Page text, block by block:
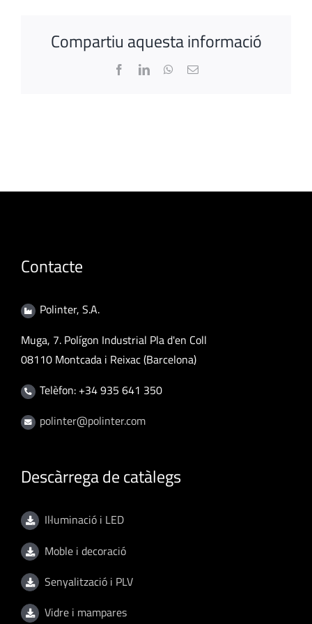
Compartiu aquesta informació
FacebookLinkedInWhatsApp
Email:
Contacte
Polinter, S.A.
Muga, 7. Polígon Industrial Pla d'en Coll
08110 Montcada i Reixac (Barcelona)
Telèfon: +34 935 641 350
polinter@polinter.com
Descàrrega de catàlegs
Il·luminació i LED
Moble i decoració
Senyalització i PLV
Vidre i mampares